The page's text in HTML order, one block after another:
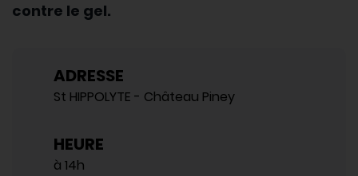
contre le gel.
ADRESSE
St HIPPOLYTE - Château Piney
HEURE
à 14h